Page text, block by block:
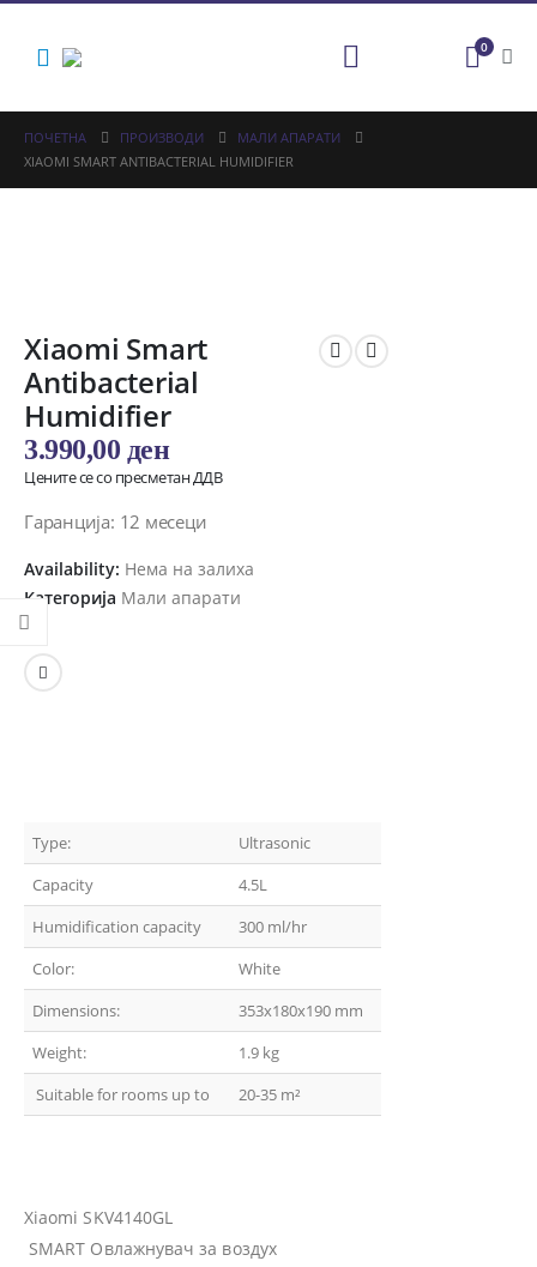
0
ПОЧЕТНА ПРОИЗВОДИ
МАЛИ АПАРАТИ
XIAOMI SMART ANTIBACTERIAL HUMIDIFIER
Xiaomi Smart
Antibacterial
Humidifier
3.990,00 ден
Цените се со пресметан ДДВ
Гаранција: 12 месеци
Availability: Нема на залиха
Категорија Мали апарати
Type:
Ultrasonic
Capacity
4.5L
Humidification capacity
300 ml/hr
Color:
White
Dimensions:
353x180x190 mm
Weight:
1.9 kg
Suitable for rooms up to
20-35 m²
Xiaomi SKV4140GL
SMART Овлажнувач за воздух